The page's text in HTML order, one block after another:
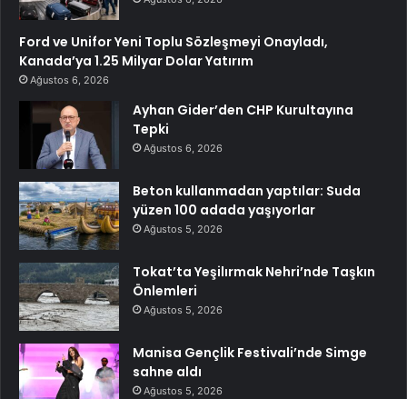
Ford ve Unifor Yeni Toplu Sözleşmeyi Onayladı,
Kanada’ya 1.25 Milyar Dolar Yatırım
Ağustos 6, 2026
Ayhan Gider’den CHP Kurultayına
Tepki
Ağustos 6, 2026
Beton kullanmadan yaptılar: Suda
yüzen 100 adada yaşıyorlar
Ağustos 5, 2026
Tokat’ta Yeşilırmak Nehri’nde Taşkın
Önlemleri
Ağustos 5, 2026
Manisa Gençlik Festivali’nde Simge
sahne aldı
Ağustos 5, 2026